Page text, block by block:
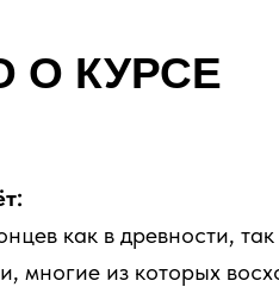
О КУРСЕ
как в древности,
многие из которых